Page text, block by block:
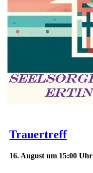
Trauertreff
16. August um 15:00 Uhr